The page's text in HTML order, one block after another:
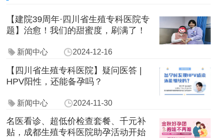
【建院39周年·四川省生殖专科医院专
题】治愈！我们的甜蜜度，刷满了！
新闻中心 2024-12-16
【四川省生殖专科医院】疑问医答 |
HPV阳性，还能备孕吗？
新闻中心 2024-11-30
名医看诊、超低价检查套餐、千元补
贴，成都生殖专科医院助孕活动开始